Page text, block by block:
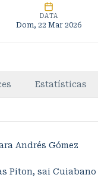
DATA
Dom, 22 Mar 2026
Estatísticas
Andrés Gómez
Piton, sai Cuiabano